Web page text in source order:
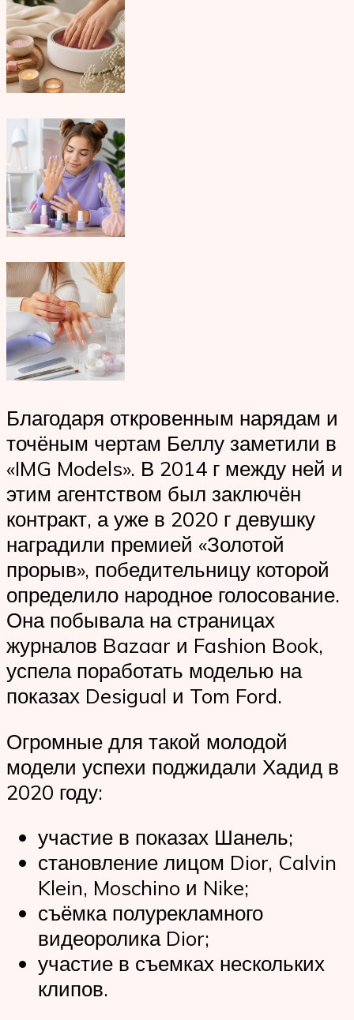
Благодаря откровенным нарядам и
точёным чертам Беллу заметили в
«IMG Models». В 2014 г между ней и
этим агентством был заключён
контракт, а уже в 2020 г девушку
наградили премией «Золотой
прорыв», победительницу которой
определило народное голосование.
Она побывала на страницах
журналов Bazaar и Fashion Book,
успела поработать моделью на
показах Desigual и Tom Ford.
Огромные для такой молодой
модели успехи поджидали Хадид в
2020 году:
участие в показах Шанель;
становление лицом Dior, Calvin
Klein, Moschino и Nike;
съёмка полурекламного
видеоролика Dior;
участие в съемках нескольких
клипов.